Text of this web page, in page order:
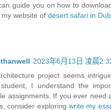
guide you on how to
website of desert safari in
2023年6月13日 凌晨
project seems
I understand the
assignments. If you ever need
consider exploring write my